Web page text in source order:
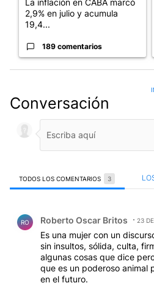
2,9% en julio y acumula
19,4...
189 comentarios
Conversación
TODOS LOS COMENTARIOS 3
RO Roberto Oscar Britos 23
Es una mujer con un
sin insultos, sólida, culta,
algunas cosas que dice
que es un poderoso animal
en el futuro.